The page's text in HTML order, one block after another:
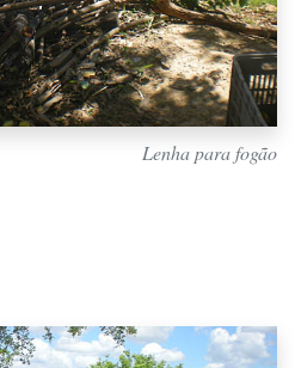
Lenha para fogão